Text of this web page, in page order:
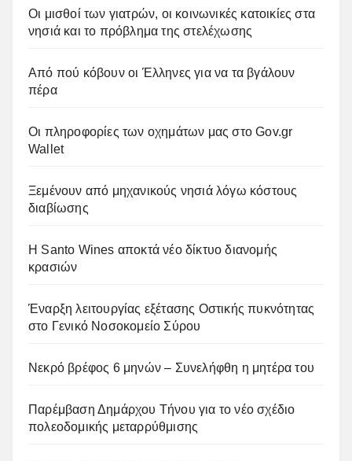
Οι μισθοί των γιατρών, οι κοινωνικές κατοικίες στα
νησιά και το πρόβλημα της στελέχωσης
Από πού κόβουν οι Έλληνες για να τα βγάλουν
πέρα
Οι πληροφορίες των οχημάτων μας στο Gov.gr
Wallet
Ξεμένουν από μηχανικούς νησιά λόγω κόστους
διαβίωσης
Η Santo Wines αποκτά νέο δίκτυο διανομής
κρασιών
Έναρξη λειτουργίας εξέτασης Οστικής πυκνότητας
στο Γενικό Νοσοκομείο Σύρου
Νεκρό βρέφος 6 μηνών – Συνελήφθη η μητέρα του
Παρέμβαση Δημάρχου Τήνου για το νέο σχέδιο
πολεοδομικής μεταρρύθμισης